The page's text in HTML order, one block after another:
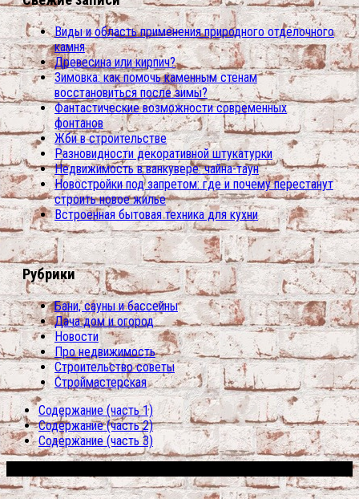
Виды и область применения природного отделочного
камня
Древесина или кирпич?
Зимовка: как помочь каменным стенам
восстановиться после зимы?
Фантастические возможности современных
фонтанов
Жби в строительстве
Разновидности декоративной штукатурки
Недвижимость в ванкувере: чайна-таун
Новостройки под запретом: где и почему перестанут
строить новое жилье
Встроенная бытовая техника для кухни
Рубрики
Бани, сауны и бассейны
Дача дом и огород
Новости
Про недвижимость
Строительство советы
Строймастерская
Содержание (часть 1)
Содержание (часть 2)
Содержание (часть 3)